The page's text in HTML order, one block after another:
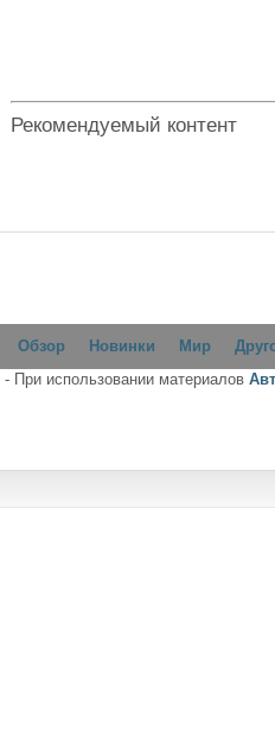
Рекомендуемый контент
Обзор Новинки Мир
- При использовании материалов